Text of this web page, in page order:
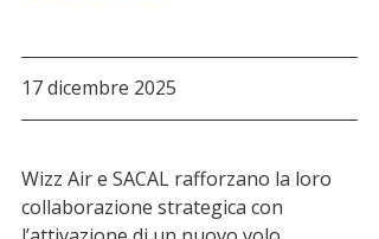
17 dicembre 2025
Wizz Air e SACAL rafforzano la loro
collaborazione strategica con